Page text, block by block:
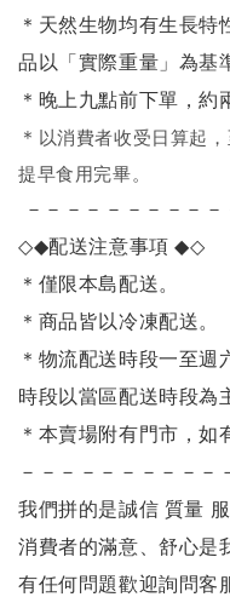
＊天然生物均有生長特
品以「實際重量」為基
＊晚上九點前下單，約
＊ 以消費者收受日算起
提早食用完畢。
－－－－－－－－－
◇◆配送注意事項◆◇
＊僅限本島配送。
＊商品皆以冷凍配送。
＊物流配送時段一至
時段以當區配送時段為
＊本賣場附有門市，如
－－－－－－－－－－
我們拼的是誠信 質量 服
消費者的滿意、舒心是
有任何問題歡迎詢問客